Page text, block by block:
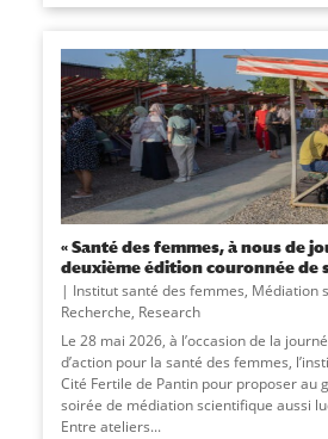
« Santé des femmes, à nous de
deuxième édition couronnée de
Institut santé des femmes, Médiation
Recherche, Research
Le 28 mai 2026, à l’occasion de la
d’action pour la santé des femmes,
Cité Fertile de Pantin pour proposer au
soirée de médiation scientifique aussi
Entre ateliers...